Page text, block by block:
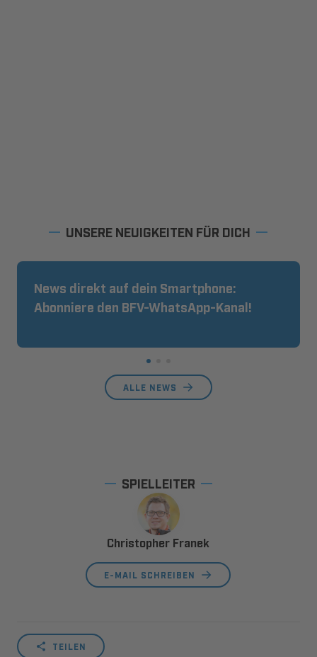
UNSERE NEUIGKEITEN FÜR DICH
News direkt auf dein Smartphone:
Abonniere den BFV-WhatsApp-Kanal!
ALLE NEWS
SPIELLEITER
Christopher Franek
E-MAIL SCHREIBEN
TEILEN